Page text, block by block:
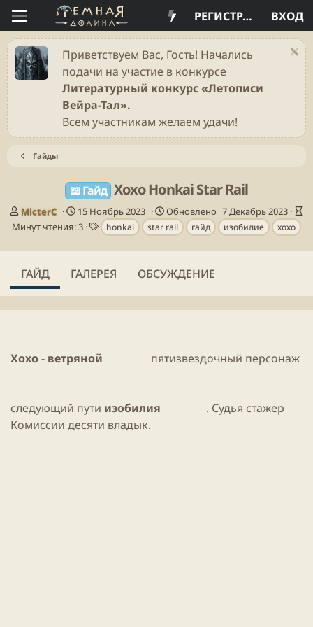
ВХОД
РЕГИСТРАЦИЯ
Приветствуем Вас, Гость! Начались
подачи на участие в конкурсе
Литературный конкурс «Летописи
Вейра-Тал».
Всем участникам желаем удачи!
Гайды
📖 Гайд Хохо Honkai Star Rail
А
в
о
MicterC
Д
а
а
у
ц
15 Ноябрь 2023 Обновлено 7 Декабрь 2023
м
Минут чтения: 3
Т
е
г
honkai star rail гайд изобилие хохо
ГАЙД ГАЛЕРЕЯ ОБСУЖДЕНИЕ
Хохо- ветряной пятизвездочный персонаж
следующий пути изобилия
. Судья стажер
Комиссии десяти владык.